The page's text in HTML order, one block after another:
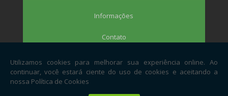
Informações
Contato
Mapa do site